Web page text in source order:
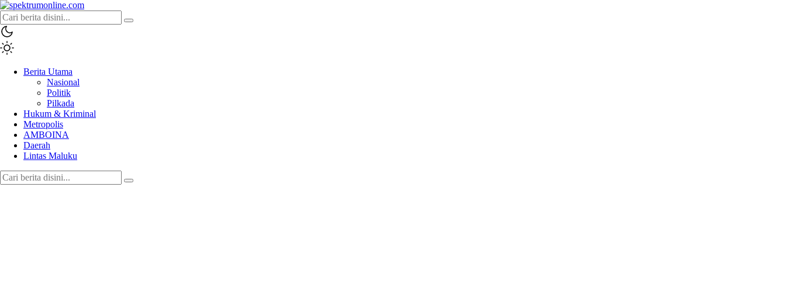
spektrumonline.com
Berita Utama
Nasional
Politik
Pilkada
Hukum & Kriminal
Metropolis
AMBOINA
Daerah
Lintas Maluku